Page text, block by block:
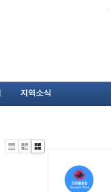
지역소식
Li
Zi
G